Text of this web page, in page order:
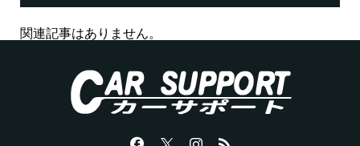
関連記事はありません。